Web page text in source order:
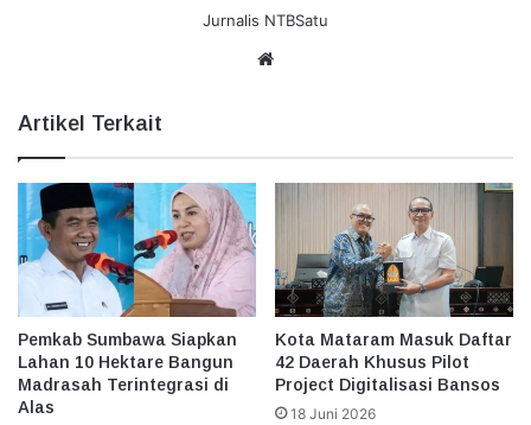
Jurnalis NTBSatu
Artikel Terkait
Pemkab Sumbawa Siapkan
Lahan 10 Hektare Bangun
Madrasah Terintegrasi di
Alas
Kota Mataram Masuk Daftar
42 Daerah Khusus Pilot
Project Digitalisasi Bansos
18 Juni 2026